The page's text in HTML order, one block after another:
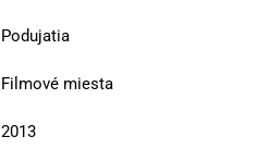
Podujatia
Filmové miesta
2013